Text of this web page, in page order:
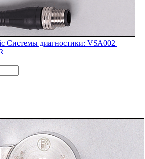
Системы диагностики: VSA002 |‌